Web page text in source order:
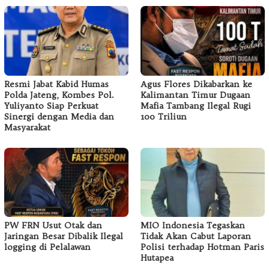
Resmi Jabat Kabid Humas
Polda Jateng, Kombes Pol.
Yuliyanto Siap Perkuat
Sinergi dengan Media dan
Masyarakat
Agus Flores Dikabarkan ke
Kalimantan Timur Dugaan
Mafia Tambang Ilegal Rugi
100 Triliun
PW FRN Usut Otak dan
Jaringan Besar Dibalik Ilegal
logging di Pelalawan
MIO Indonesia Tegaskan
Tidak Akan Cabut Laporan
Polisi terhadap Hotman Paris
Hutapea